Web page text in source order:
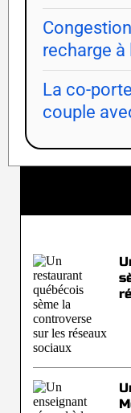
recharge à
La co-
couple